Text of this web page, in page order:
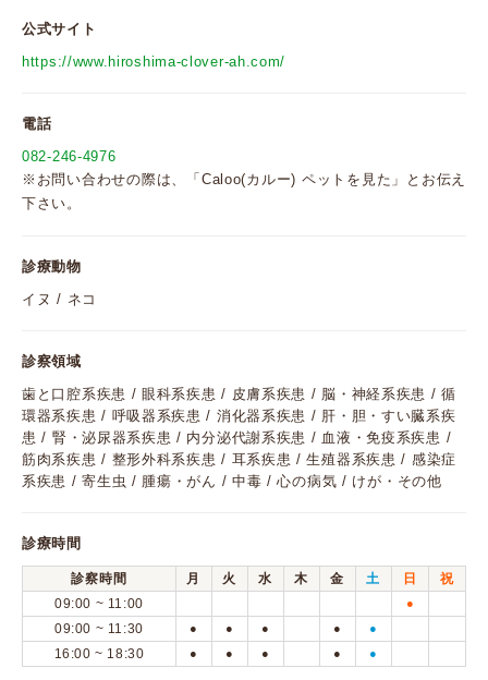
公式サイト
https://www.hiroshima-clover-ah.com/
電話
082-246-4976
※お問い合わせの際は、「Caloo(カルー) ペットを見た」とお伝え
下さい。
診療動物
イヌ / ネコ
診察領域
歯と口腔系疾患 / 眼科系疾患 / 皮膚系疾患 / 脳・神経系疾患 / 循
環器系疾患 / 呼吸器系疾患 / 消化器系疾患 / 肝・胆・すい臓系疾
患 / 腎・泌尿器系疾患 / 内分泌代謝系疾患 / 血液・免疫系疾患 /
筋肉系疾患 / 整形外科系疾患 / 耳系疾患 / 生殖器系疾患 / 感染症
系疾患 / 寄生虫 / 腫瘍・がん / 中毒 / 心の病気 / けが・その他
診療時間
診察時間 月 火 水 木 金 土 日
祝
09:00 ~ 11:00
●
09:00 ~ 11:30 ● ● ● ● ●
16:00 ~ 18:30 ● ● ● ● ●